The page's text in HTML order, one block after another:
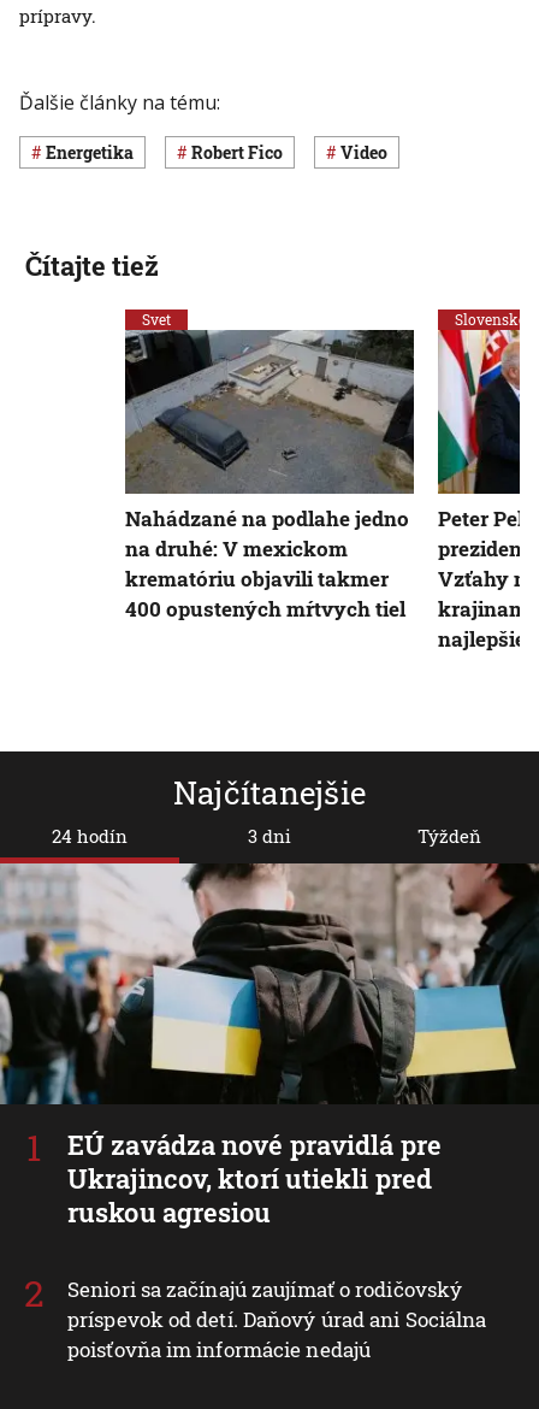
prípravy.
Ďalšie články na tému:
Energetika Robert Fico Video
Najčítanejšie
24 hodín
EÚ zavádza nové pravidlá pre
Ukrajincov, ktorí utiekli pred
ruskou agresiou
Seniori sa začínajú zaujímať o rodičovský
príspevok od detí. Daňový úrad ani Sociálna
poisťovňa im informácie nedajú
3 dni Týždeň
Čítajte tiež
Svet
Nahádzané na podlahe jedno
na druhé: V mexickom
krematóriu objavili takmer
400 opustených mŕtvych tiel
Slovensko
Peter
Vzťahy